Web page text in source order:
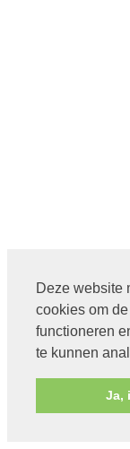
Deze website
cookies om
functioneren
te kunnen
Ja,